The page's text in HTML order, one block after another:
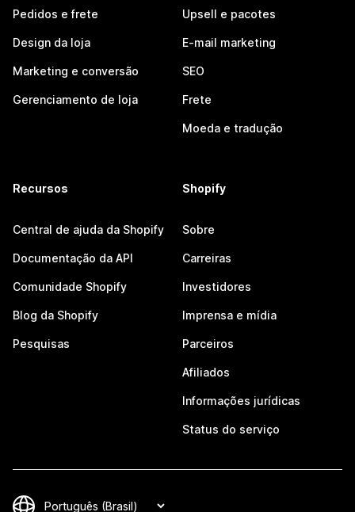
Pedidos e frete
Design da loja
Marketing e conversão
Gerenciamento de loja
Upsell e pacotes
E-mail marketing
SEO
Frete
Moeda e tradução
Recursos
Central de ajuda da Shopify
Documentação da API
Comunidade Shopify
Blog da Shopify
Pesquisas
Shopify
Sobre
Carreiras
Investidores
Imprensa e mídia
Parceiros
Afiliados
Informações jurídicas
Status do serviço